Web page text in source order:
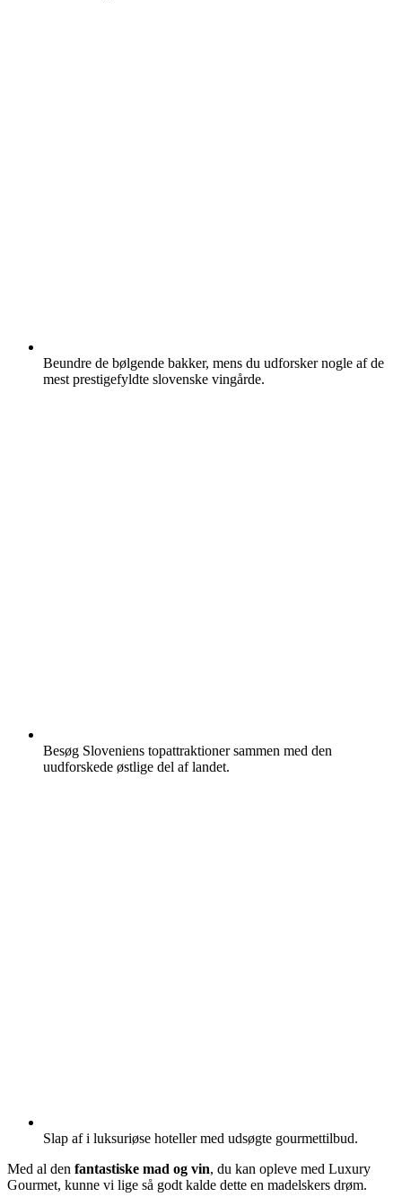
Beundre de bølgende bakker, mens du udforsker nogle af de
mest prestigefyldte slovenske vingårde.
Besøg Sloveniens topattraktioner sammen med den
uudforskede østlige del af landet.
Slap af i luksuriøse hoteller med udsøgte gourmettilbud.
Med al den fantastiske mad og vin, du kan opleve med Luxury
Gourmet, kunne vi lige så godt kalde dette en madelskers drøm.